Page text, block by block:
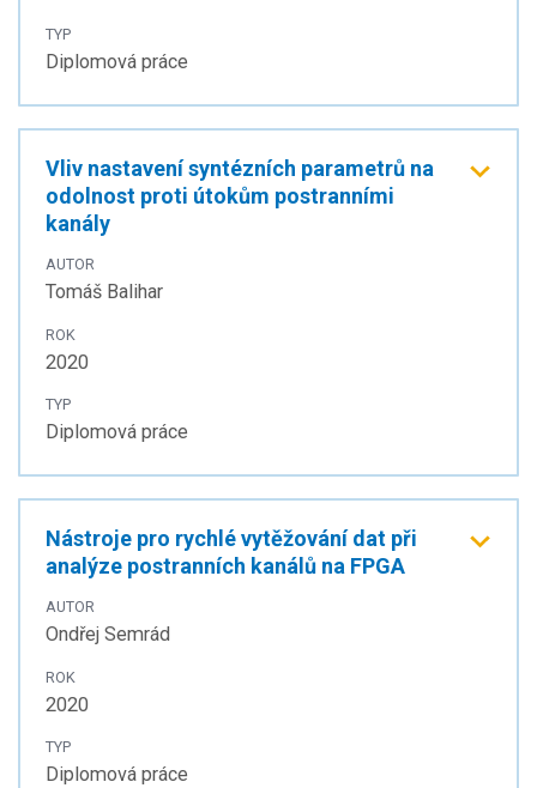
TYP
Diplomová práce
Vliv nastavení syntézních parametrů na
odolnost proti útokům postranními
kanály
AUTOR
Tomáš Balihar
ROK
2020
TYP
Diplomová práce
Nástroje pro rychlé vytěžování dat při
analýze postranních kanálů na FPGA
AUTOR
Ondřej Semrád
ROK
2020
TYP
Diplomová práce